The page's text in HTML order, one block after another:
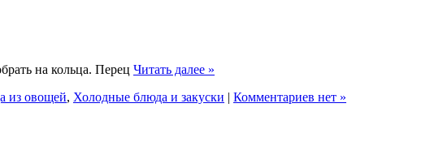
на кольца. Перец Читать далее »
из овощей, Холодные блюда и закуски | Комментариев нет »